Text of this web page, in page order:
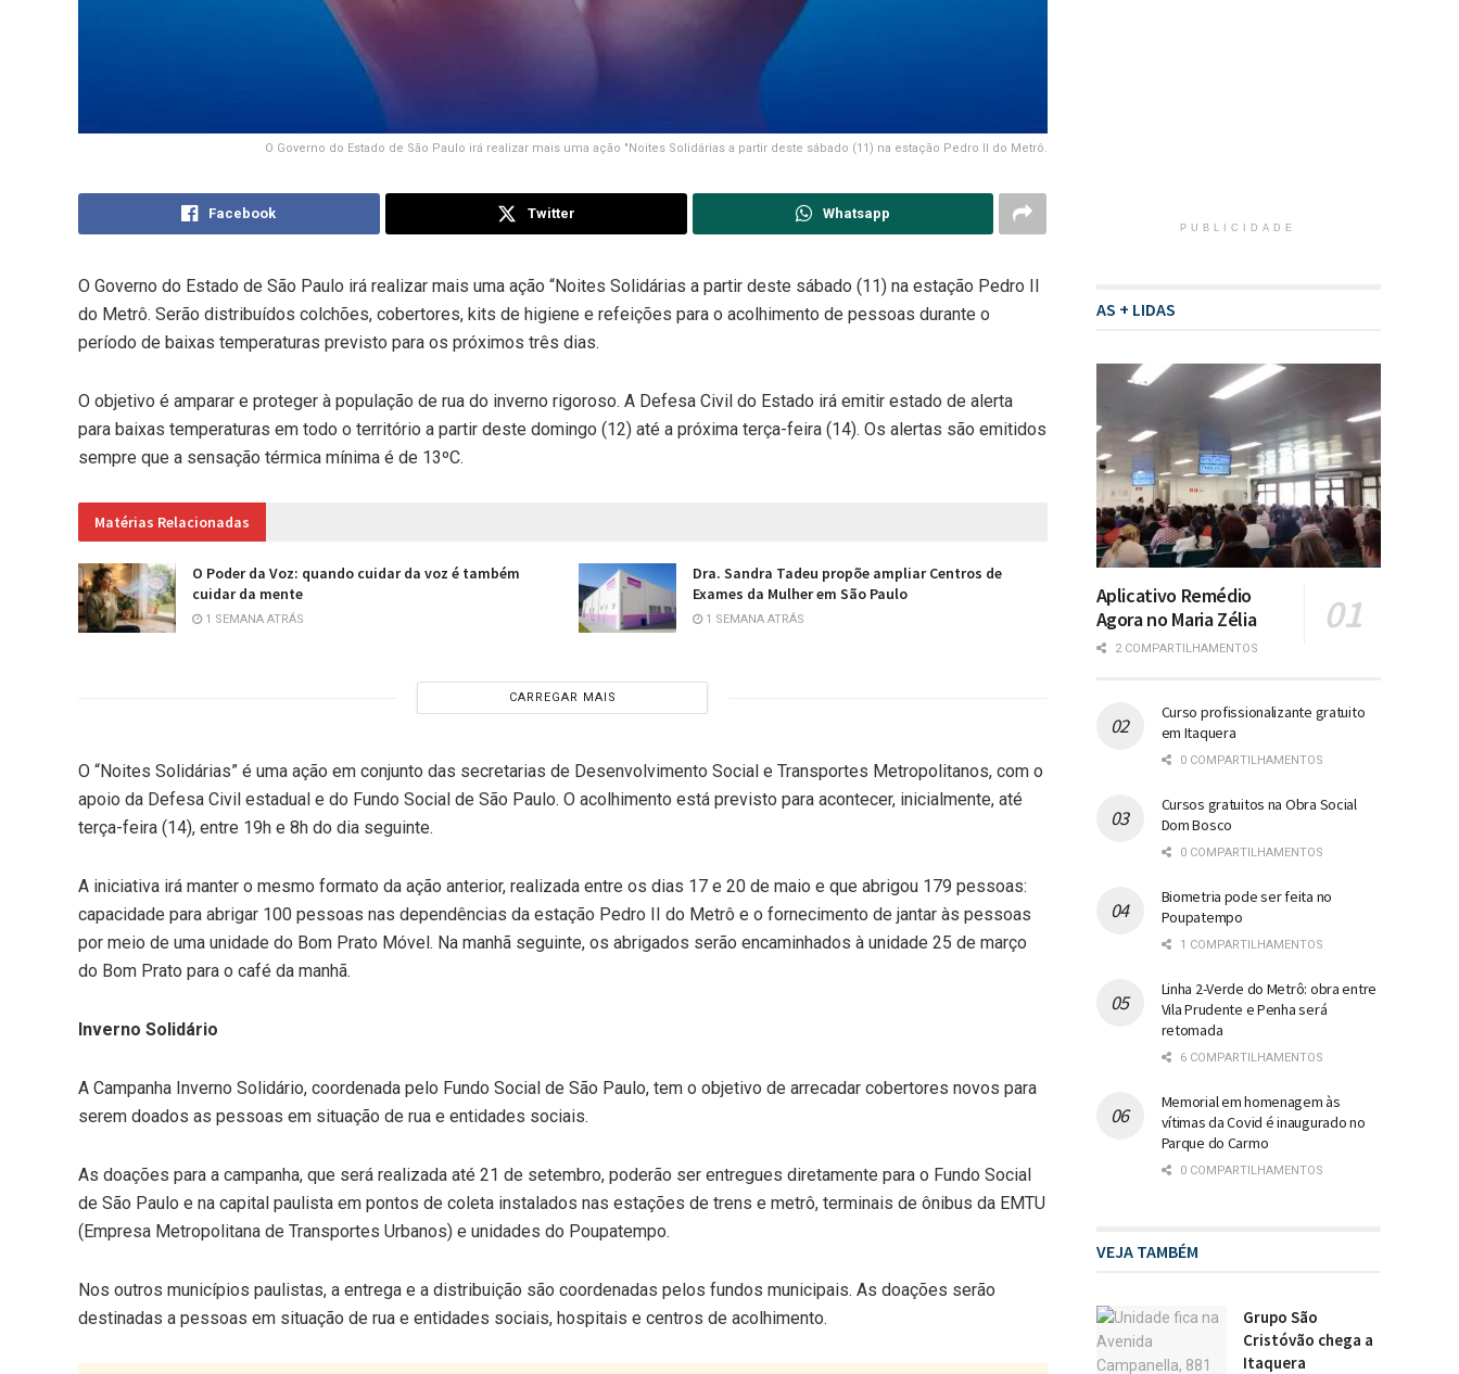
O Governo do Estado de São Paulo irá realizar mais uma ação "Noites Solidárias a partir deste sábado (11) na estação Pedro II do Metrô.
Facebook Twitter Whatsapp
O Governo do Estado de São Paulo irá realizar mais uma ação “Noites Solidárias a partir deste sábado (11) na estação Pedro II
do Metrô. Serão distribuídos colchões, cobertores, kits de higiene e refeições para o acolhimento de pessoas durante o
período de baixas temperaturas previsto para os próximos três dias.
O objetivo é amparar e proteger à população de rua do inverno rigoroso. A Defesa Civil do Estado irá emitir estado de alerta
para baixas temperaturas em todo o território a partir deste domingo (12) até a próxima terça-feira (14). Os alertas são emitidos
sempre que a sensação térmica mínima é de 13ºC.
Matérias Relacionadas
O Poder da Voz: quando cuidar da voz é também
cuidar da mente
1 SEMANA ATRÁS
Dra. Sandra Tadeu propõe ampliar Centros de
Exames da Mulher em São Paulo
1 SEMANA ATRÁS
CARREGAR MAIS
O “Noites Solidárias” é uma ação em conjunto das secretarias de Desenvolvimento Social e Transportes Metropolitanos, com o
apoio da Defesa Civil estadual e do Fundo Social de São Paulo. O acolhimento está previsto para acontecer, inicialmente, até
terça-feira (14), entre 19h e 8h do dia seguinte.
A iniciativa irá manter o mesmo formato da ação anterior, realizada entre os dias 17 e 20 de maio e que abrigou 179 pessoas:
capacidade para abrigar 100 pessoas nas dependências da estação Pedro II do Metrô e o fornecimento de jantar às pessoas
por meio de uma unidade do Bom Prato Móvel. Na manhã seguinte, os abrigados serão encaminhados à unidade 25 de março
do Bom Prato para o café da manhã.
Inverno Solidário
A Campanha Inverno Solidário, coordenada pelo Fundo Social de São Paulo, tem o objetivo de arrecadar cobertores novos para
serem doados as pessoas em situação de rua e entidades sociais.
As doações para a campanha, que será realizada até 21 de setembro, poderão ser entregues diretamente para o Fundo Social
de São Paulo e na capital paulista em pontos de coleta instalados nas estações de trens e metrô, terminais de ônibus da EMTU
(Empresa Metropolitana de Transportes Urbanos) e unidades do Poupatempo.
Nos outros municípios paulistas, a entrega e a distribuição são coordenadas pelos fundos municipais. As doações serão
destinadas a pessoas em situação de rua e entidades sociais, hospitais e centros de acolhimento.
PUBLICIDADE
AS + LIDAS
Aplicativo Remédio
Agora no Maria Zélia
2 COMPARTILHAMENTOS
Curso profissionalizante gratuito
em Itaquera
0 COMPARTILHAMENTOS
Cursos gratuitos na Obra Social
Dom Bosco
0 COMPARTILHAMENTOS
Biometria pode ser feita no
Poupatempo
1 COMPARTILHAMENTOS
Linha 2-Verde do Metrô: obra entre
Vila Prudente e Penha será
retomada
6 COMPARTILHAMENTOS
Memorial em homenagem às
vítimas da Covid é inaugurado no
Parque do Carmo
0 COMPARTILHAMENTOS
VEJA TAMBÉM
Grupo São
Cristóvão chega a
Itaquera